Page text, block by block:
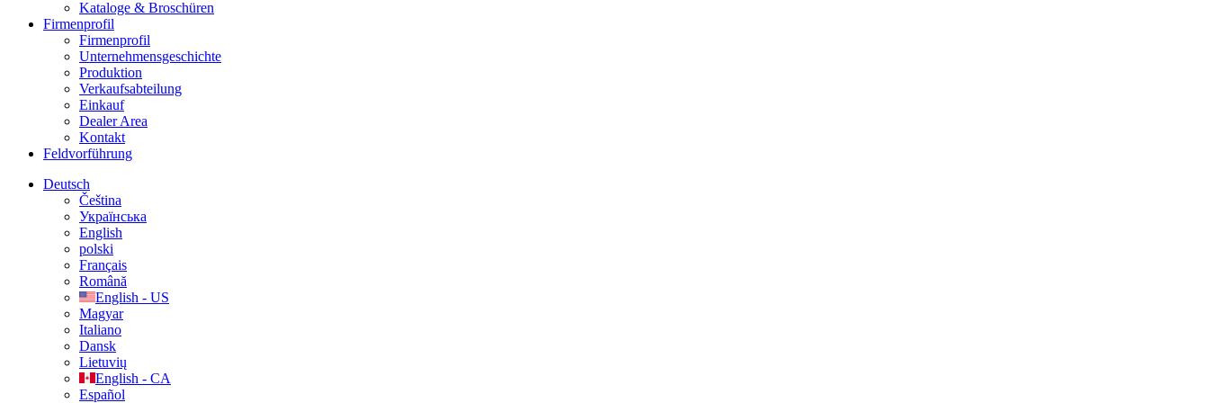
Kataloge & Broschüren
Firmenprofil
Firmenprofil
Unternehmensgeschichte
Produktion
Verkaufsabteilung
Einkauf
Dealer Area
Kontakt
Feldvorführung
Deutsch
Čeština
Українська
English
polski
Français
Română
English - US
Magyar
Italiano
Dansk
Lietuvių
English - CA
Español